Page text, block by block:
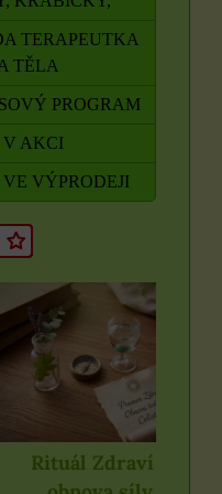
TERAPEUTKA
TĚLA
PROGRAM
V AKCI
VÝPRODEJI
Zdraví a